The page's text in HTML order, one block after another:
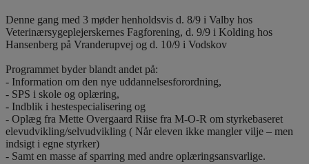
Denne gang med 3 møder henholdsvis d. 8/9 i Valby hos
Veterinærsygeplejerskernes Fagforening, d. 9/9 i Kolding hos
Hansenberg på Vranderupvej og d. 10/9 i Vodskov
Programmet byder blandt andet på:
- Information om den nye uddannelsesforordning,
- SPS i skole og oplæring,
- Indblik i hestespecialisering og
- Oplæg fra Mette Overgaard Riise fra M-O-R om styrkebaseret
elevudvikling/selvudvikling ( Når eleven ikke mangler vilje – men
indsigt i egne styrker)
- Samt en masse af sparring med andre oplæringsansvarlige.